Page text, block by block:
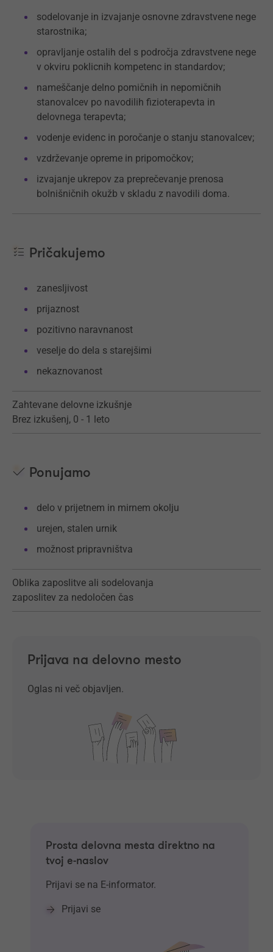
sodelovanje in izvajanje osnovne zdravstvene nege
starostnika;
opravljanje ostalih del s področja zdravstvene nege
v okviru poklicnih kompetenc in standardov;
nameščanje delno pomičnih in nepomičnih
stanovalcev po navodilih fizioterapevta in
delovnega terapevta;
vodenje evidenc in poročanje o stanju stanovalcev;
vzdrževanje opreme in pripomočkov;
izvajanje ukrepov za preprečevanje prenosa
bolnišničnih okužb v skladu z navodili doma.
Pričakujemo
zanesljivost
prijaznost
pozitivno naravnanost
veselje do dela s starejšimi
nekaznovanost
Zahtevane delovne izkušnje
Brez izkušenj, 0 - 1 leto
Ponujamo
delo v prijetnem in mirnem okolju
urejen, stalen urnik
možnost pripravništva
Oblika zaposlitve ali sodelovanja
zaposlitev za nedoločen čas
Prijava na delovno mesto
Oglas ni več objavljen.
Prosta delovna mesta direktno na
tvoj e-naslov
Prijavi se na E-informator.
Prijavi se